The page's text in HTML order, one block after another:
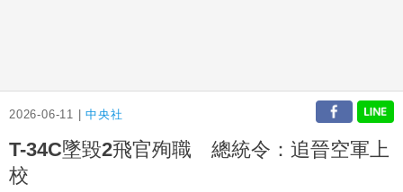
2026-06-11 |中央社
T-34C墜毀2飛官殉職 總統令：追晉空軍上
校